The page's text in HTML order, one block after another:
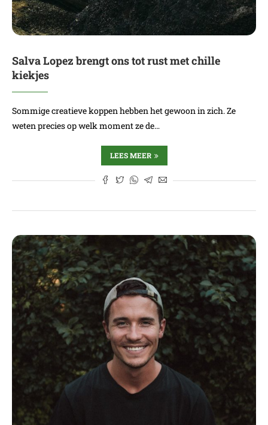
Salva Lopez brengt ons tot rust met chille
kiekjes
Sommige creatieve koppen hebben het gewoon in zich. Ze
weten precies op welk moment ze de…
LEES MEER